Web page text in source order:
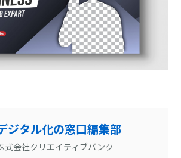
ジタル化の窓口編集部
式会社クリエイティブバンク